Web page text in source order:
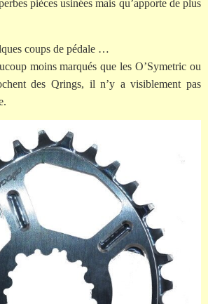
pièces usinées mais qu’apporte de plus
coups de pédale …
moins marqués que les O’Symetric ou
des Qrings, il n’y a visiblement pas